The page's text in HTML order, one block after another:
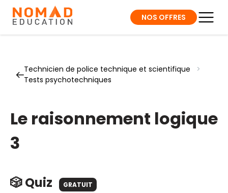
NOS OFFRES
Technicien de police technique et scientifique
>
Tests psychotechniques
Le raisonnement logique
3
🎲 Quiz GRATUIT